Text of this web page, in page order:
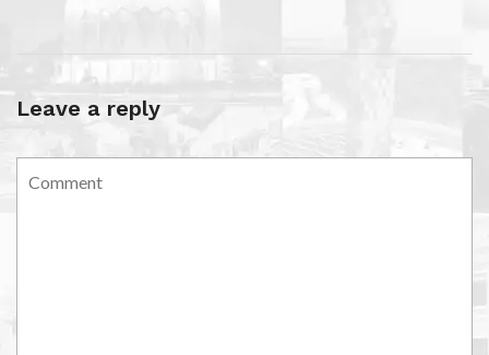
Leave a reply